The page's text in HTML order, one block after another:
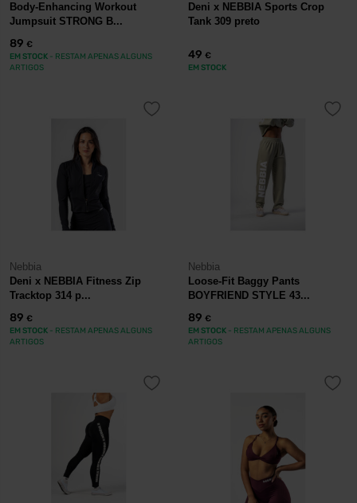
Body-Enhancing Workout
Jumpsuit STRONG B...
89 €
EM STOCK - RESTAM APENAS ALGUNS
ARTIGOS
Deni x NEBBIA Sports Crop
Tank 309 preto
49 €
EM STOCK
Nebbia
Deni x NEBBIA Fitness Zip
Tracktop 314 p...
89 €
EM STOCK - RESTAM APENAS ALGUNS
ARTIGOS
Nebbia
Loose-Fit Baggy Pants
BOYFRIEND STYLE 43...
89 €
EM STOCK - RESTAM APENAS ALGUNS
ARTIGOS